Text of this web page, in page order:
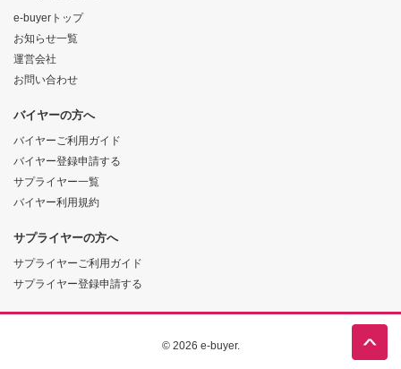
e-buyerトップ
お知らせ一覧
運営会社
お問い合わせ
バイヤーの方へ
バイヤーご利用ガイド
バイヤー登録申請する
サプライヤー一覧
バイヤー利用規約
サプライヤーの方へ
サプライヤーご利用ガイド
サプライヤー登録申請する
© 2026 e-buyer.